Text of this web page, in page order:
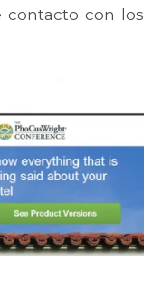
contacto con los